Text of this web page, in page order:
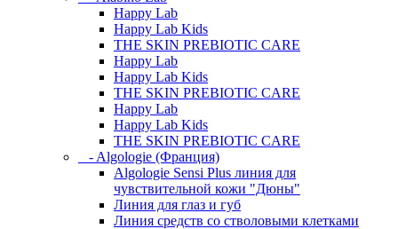
Happy Lab
Happy Lab Kids
THE SKIN PREBIOTIC CARE
Happy Lab
Happy Lab Kids
THE SKIN PREBIOTIC CARE
Happy Lab
Happy Lab Kids
THE SKIN PREBIOTIC CARE
- Algologie (Франция)
Algologie Sensi Plus линия для
чувcтвительной кожи "Дюны"
Линия для глаз и губ
Линия средств со стволовыми клетками